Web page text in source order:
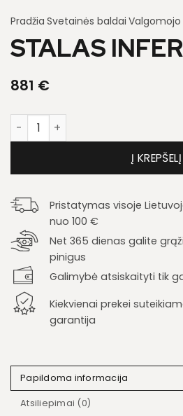
Pradžia Svetainės baldai
STALAS
881 €
produkto kiekis: Stalas Inferno
Į KREPŠELĮ
Pristatymas visoje
nuo 100 €
Net 365 dienas galite
pinigus
Galimybė atsiskaityti tik
Kiekvienai prekei
garantija
Papildoma informacija
Atsiliepimai (0)